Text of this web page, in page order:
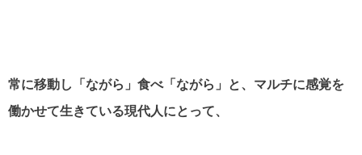
常に移動し「ながら」食べ「ながら」と、マルチに感覚を
働かせて生きている現代人にとって、